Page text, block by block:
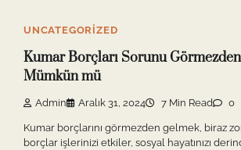
UNCATEGORIZED
Kumar Borçları Sorunu
Mümkün mü
Admin Aralık 31, 2024 7 Min Read 0
Kumar borçlarını görmezden gelmek, biraz
borçlar işlerinizi etkiler, sosyal hayatınızı